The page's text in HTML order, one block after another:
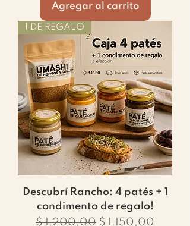
Agregar al carrito
1 DE REGALO
Descubrí Rancho: 4 patés + 1
condimento de regalo!
Precio
$ 1.200,00 Precio de oferta
$ 1.150,00